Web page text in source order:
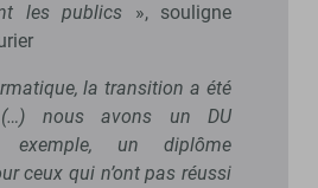
les publics », souligne
la transition a été
nous avons un DU
exemple, un diplôme
ceux qui n’ont pas réussi